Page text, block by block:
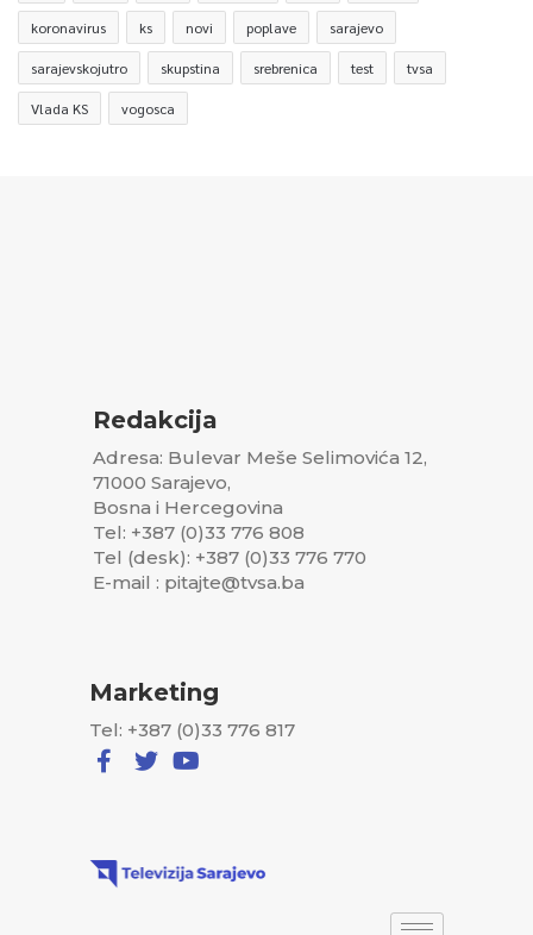
koronavirus ks novi poplave sarajevo
sarajevskojutro skupstina srebrenica test tvsa
Vlada KS vogosca
Redakcija
Adresa: Bulevar Meše Selimovića 12,
71000 Sarajevo,
Bosna i Hercegovina
Tel: +387 (0)33 776 808
Tel (desk): +387 (0)33 776 770
E-mail : pitajte@tvsa.ba
Marketing
Tel: +387 (0)33 776 817